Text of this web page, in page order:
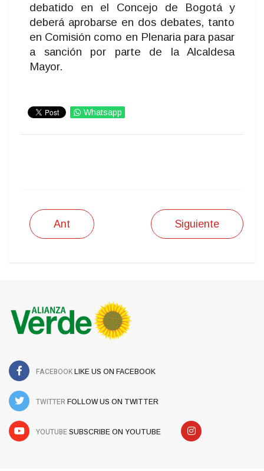
debatido en el Concejo de Bogotá y
deberá aprobarse en dos debates, tanto
en Comisión como en Plenaria para pasar
a sanción por parte de la Alcaldesa
Mayor.
Whatsapp
Ant Siguiente
FACEBOOK LIKE US ON FACEBOOK
TWITTER FOLLOW US ON TWITTER
YOUTUBE SUBSCRIBE ON YOUTUBE